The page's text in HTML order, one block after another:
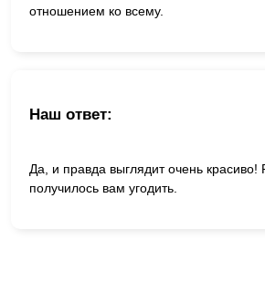
отношением ко всему.
Наш ответ:
Да, и правда выглядит очень красиво!
получилось вам угодить.